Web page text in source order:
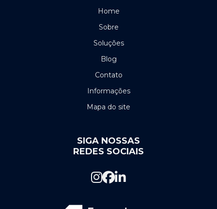
Cerca eletrica pernambuco
Cerca elétrica preço por metro
Certificação de cabos de rede
Certificação de fibra óptica
Certificação de rede estruturada
Certificação de rede estruturada preço
Home
Sobre
Soluções
Blog
Contato
Informações
Mapa do site
SIGA NOSSAS
REDES SOCIAIS